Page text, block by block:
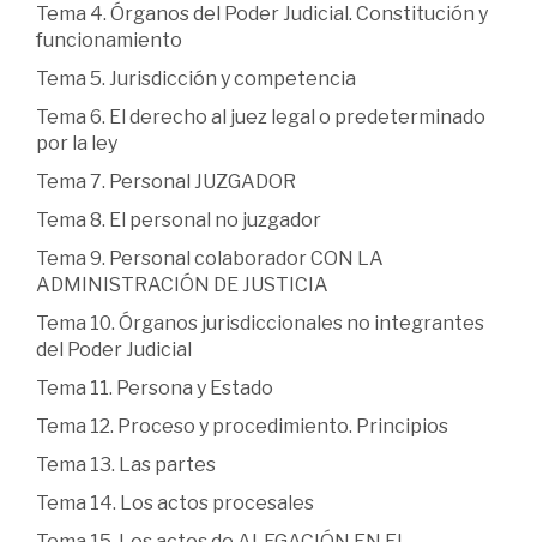
Tema 4. Órganos del Poder Judicial. Constitución y
funcionamiento
Tema 5. Jurisdicción y competencia
Tema 6. El derecho al juez legal o predeterminado
por la ley
Tema 7. Personal JUZGADOR
Tema 8. El personal no juzgador
Tema 9. Personal colaborador CON LA
ADMINISTRACIÓN DE JUSTICIA
Tema 10. Órganos jurisdiccionales no integrantes
del Poder Judicial
Tema 11. Persona y Estado
Tema 12. Proceso y procedimiento. Principios
Tema 13. Las partes
Tema 14. Los actos procesales